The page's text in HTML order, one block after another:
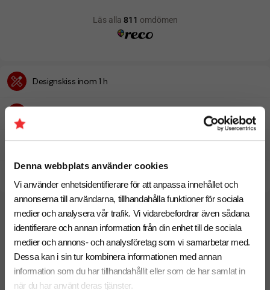
Denna webbplats använder cookies
Vi använder enhetsidentifierare för att anpassa innehållet och
annonserna till användarna, tillhandahålla funktioner för sociala
medier och analysera vår trafik. Vi vidarebefordrar även sådana
identifierare och annan information från din enhet till de sociala
medier och annons- och analysföretag som vi samarbetar med.
Dessa kan i sin tur kombinera informationen med annan
information som du har tillhandahållit eller som de har samlat in
när du har använt deras tjänster.
Designskiss inom 1 h
Relaterade produkter